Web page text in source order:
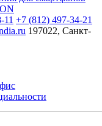
11 +7 (812) 497-34-21
197022, Санкт-